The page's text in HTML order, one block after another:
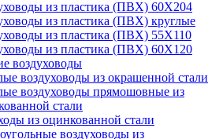
из пластика (ПВХ) 60Х204
из пластика (ПВХ) круглые
из пластика (ПВХ) 55Х110
из пластика (ПВХ) 60Х120
воздуховоды
воздуховоды из окрашенной стали
воздуховоды прямошовные из
стали
из оцинкованной стали
воздуховоды из